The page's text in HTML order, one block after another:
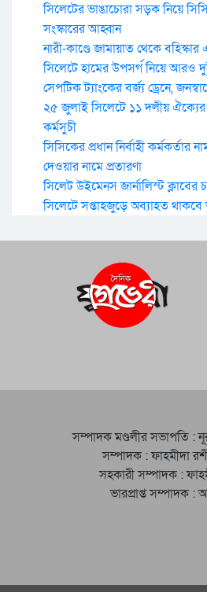
সিলেটের ভাঙাচোরা সড়ক নিয়ে
সংস্কারের আহ্বান
নারী-কাণ্ডে জামায়াত থেকে
সিলেটে হামের উপসর্গ নিয়ে আরও
সেপটিক ট্যাংকের বর্জ্য ড্রেনে,
২৫ জুলাই সিলেটে ১১ দলীয়
কর্মসুচী
সিসিকের প্রধান নির্বাহী কর্মকর্তার
দেওয়ার নামে প্রতারণা
সিলেট উইমেনস জার্নালিস্ট ক্লাবের
সিলেটে সপ্তাহজুড়ে অব্যাহত থাকবে
সম্পাদক মণ্ডলীর সভাপতি :
সম্পাদক : ফাহমীদা
সহকারী সম্পাদক :
ভারপ্রাপ্ত সম্পাদক :